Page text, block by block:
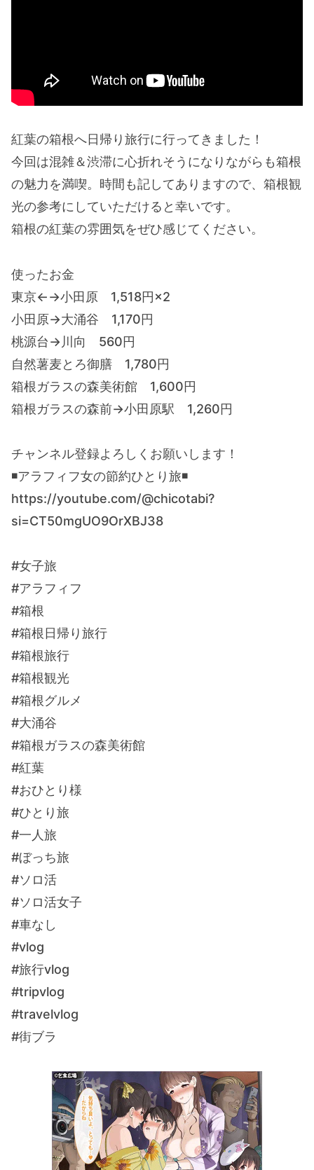
紅葉の箱根へ日帰り旅行に行ってきました！
今回は混雑＆渋滞に心折れそうになりながらも箱根
の魅力を満喫。時間も記してありますので、箱根観
光の参考にしていただけると幸いです。
箱根の紅葉の雰囲気をぜひ感じてください。
使ったお金
東京←→小田原 1,518円×2
小田原→大涌谷 1,170円
桃源台→川向 560円
自然薯麦とろ御膳 1,780円
箱根ガラスの森美術館 1,600円
箱根ガラスの森前→小田原駅 1,260円
チャンネル登録よろしくお願いします！
◾️アラフィフ女の節約ひとり旅◾️
https://youtube.com/@chicotabi?
si=CT50mgUO9OrXBJ38
#女子旅
#アラフィフ
#箱根
#箱根日帰り旅行
#箱根旅行
#箱根観光
#箱根グルメ
#大涌谷
#箱根ガラスの森美術館
#紅葉
#おひとり様
#ひとり旅
#一人旅
#ぼっち旅
#ソロ活
#ソロ活女子
#車なし
#vlog
#旅行vlog
#tripvlog
#travelvlog
#街ブラ